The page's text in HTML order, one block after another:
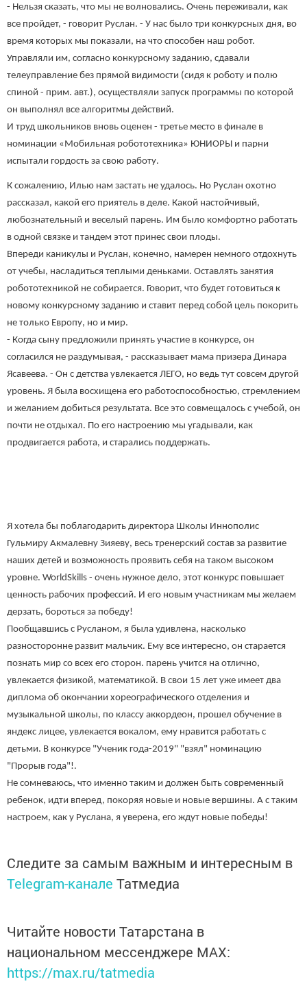
- Нельзя сказать, что мы не волновались. Очень переживали, как
все пройдет, - говорит Руслан. - У нас было три конкурсных дня, во
время которых мы показали, на что способен наш робот.
Управляли им, согласно конкурсному заданию, сдавали
телеуправление без прямой видимости (сидя к роботу и полю
спиной - прим. авт.), осуществляли запуск программы по которой
он выполнял все алгоритмы действий.
И труд школьников вновь оценен - третье место в финале в
номинации «Мобильная робототехника» ЮНИОРЫ и парни
испытали гордость за свою работу.
К сожалению, Илью нам застать не удалось. Но Руслан охотно
рассказал, какой его приятель в деле. Какой настойчивый,
любознательный и веселый парень. Им было комфортно работать
в одной связке и тандем этот принес свои плоды.
Впереди каникулы и Руслан, конечно, намерен немного отдохнуть
от учебы, насладиться теплыми деньками. Оставлять занятия
робототехникой не собирается. Говорит, что будет готовиться к
новому конкурсному заданию и ставит перед собой цель покорить
не только Европу, но и мир.
- Когда сыну предложили принять участие в конкурсе, он
согласился не раздумывая, - рассказывает мама призера Динара
Ясавеева. - Он с детства увлекается ЛЕГО, но ведь тут совсем другой
уровень. Я была восхищена его работоспособностью, стремлением
и желанием добиться результата. Все это совмещалось с учебой, он
почти не отдыхал. По его настроению мы угадывали, как
продвигается работа, и старались поддержать.
Я хотела бы поблагодарить директора Школы Иннополис
Гульмиру Акмалевну Зияеву, весь тренерский состав за развитие
наших детей и возможность проявить себя на таком высоком
уровне. WorldSkil s - очень нужное дело, этот конкурс повышает
ценность рабочих профессий. И его новым участникам мы желаем
дерзать, бороться за победу!
Пообщавшись с Русланом, я была удивлена, насколько
разносторонне развит мальчик. Ему все интересно, он старается
познать мир со всех его сторон. парень учится на отлично,
увлекается физикой, математикой. В свои 15 лет уже имеет два
диплома об окончании хореографического отделения и
музыкальной школы, по классу аккордеон, прошел обучение в
яндекс лицее, увлекается вокалом, ему нравится работать с
детьми. В конкурсе "Ученик года-2019" "взял" номинацию
"Прорыв года"!.
Не сомневаюсь, что именно таким и должен быть современный
ребенок, идти вперед, покоряя новые и новые вершины. А с таким
настроем, как у Руслана, я уверена, его ждут новые победы!
Следите за самым важным и интересным в
Telegram-канале Татмедиа
Читайте новости Татарстана в
национальном мессенджере MАХ:
https://max.ru/tatmedia